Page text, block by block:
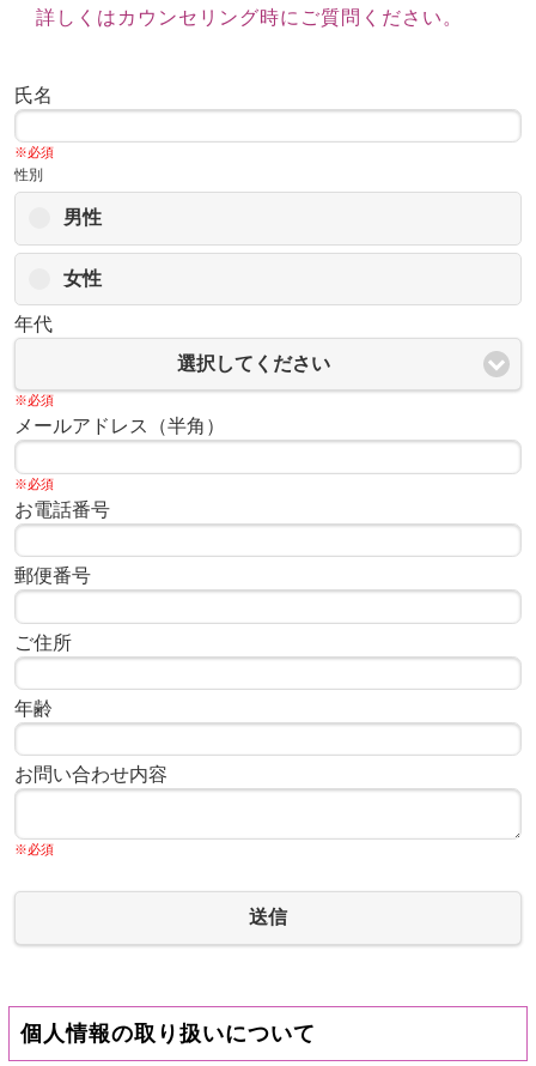
詳しくはカウンセリング時にご質問ください。
氏名
※必須
性別
男性
女性
年代
選択してください
※必須
メールアドレス（半角）
※必須
お電話番号
郵便番号
ご住所
年齢
お問い合わせ内容
※必須
送信
個人情報の取り扱いについて